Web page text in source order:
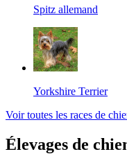
Spitz allemand
Yorkshire Terrier
Voir toutes les races de
Élevages de